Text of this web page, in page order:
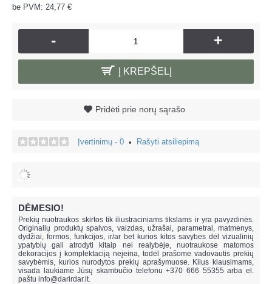
be PVM: 24,77 €
- +
Į KREPŠELĮ
Pridėti prie norų sąrašo
Įvertinimų - 0 • Rašyti atsiliepimą
DĖMESIO!
Prekių nuotraukos skirtos tik iliustraciniams tikslams ir yra pavyzdinės.
Originalių produktų spalvos, vaizdas, užrašai, parametrai, matmenys,
dydžiai, formos, funkcijos, ir/ar bet kurios kitos savybės dėl vizualinių
ypatybių gali atrodyti kitaip nei realybėje, nuotraukose matomos
dekoracijos į komplektaciją neįeina, todėl prašome vadovautis prekių
savybėmis, kurios nurodytos prekių aprašymuose. Kilus klausimams,
visada laukiame Jūsų skambučio telefonu +370 666 55355 arba el.
paštu info@darirdar.lt.